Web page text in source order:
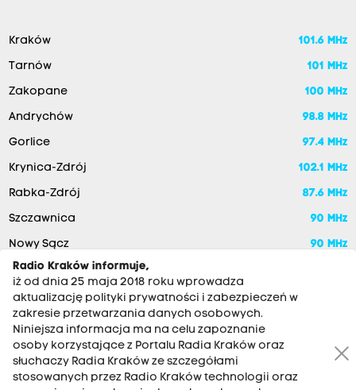
Kraków 101.6 MHz
Tarnów 101 MHz
Zakopane 100 MHz
Andrychów 98.8 MHz
Gorlice 97.4 MHz
Krynica-Zdrój 102.1 MHz
Rabka-Zdrój 87.6 MHz
Szczawnica 90 MHz
Nowy Sącz 90 MHz
Radio Kraków informuje,
iż od dnia 25 maja 2018 roku wprowadza
aktualizację polityki prywatności i zabezpieczeń w
zakresie przetwarzania danych osobowych.
Niniejsza informacja ma na celu zapoznanie
osoby korzystające z Portalu Radia Kraków oraz
słuchaczy Radia Kraków ze szczegółami
stosowanych przez Radio Kraków technologii oraz